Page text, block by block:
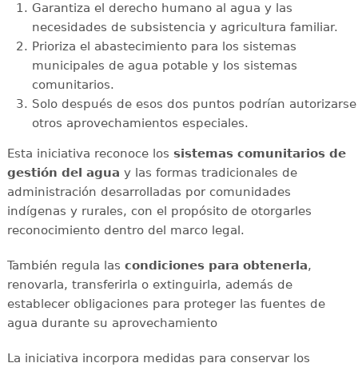
Garantiza el derecho humano al agua y las
necesidades de subsistencia y agricultura familiar.
Prioriza el abastecimiento para los sistemas
municipales de agua potable y los sistemas
comunitarios.
Solo después de esos dos puntos podrían autorizarse
otros aprovechamientos especiales.
Esta iniciativa reconoce los sistemas comunitarios de
gestión del agua y las formas tradicionales de
administración desarrolladas por comunidades
indígenas y rurales, con el propósito de otorgarles
reconocimiento dentro del marco legal.
También regula las condiciones para obtenerla,
renovarla, transferirla o extinguirla, además de
establecer obligaciones para proteger las fuentes de
agua durante su aprovechamiento
La iniciativa incorpora medidas para conservar los